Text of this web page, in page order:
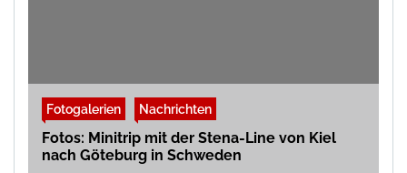
Fotogalerien Nachrichten
Fotos: Minitrip mit der Stena-Line von Kiel
nach Göteburg in Schweden